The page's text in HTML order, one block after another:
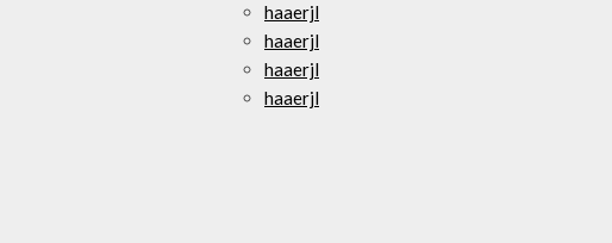
haaerjl
haaerjl
haaerjl
haaerjl